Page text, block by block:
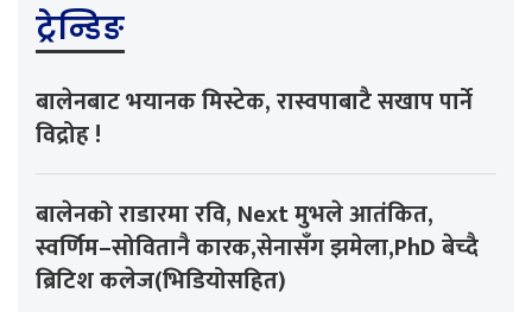
ट्रेन्डिङ
बालेनबाट भयानक मिस्टेक, रास्वपाबाटै सखाप पार्ने
विद्रोह !
बालेनको राडारमा रवि, Next मुभले आतंकित,
स्वर्णिम–सोवितानै कारक,सेनासँग झमेला,PhD बेच्दै
ब्रिटिश कलेज(भिडियोसहित)